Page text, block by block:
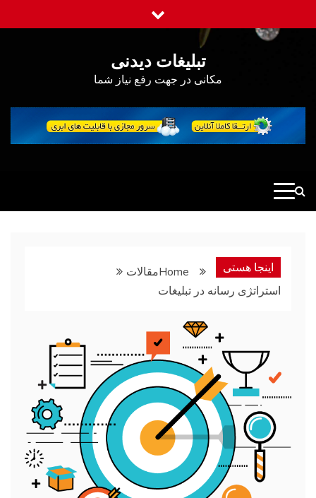
to
تبلیغات دیدنی
مکانی در جهت رفع نیاز شما
اینجا هستی Homeمقالات
استراتژی رسانه در تبلیغات